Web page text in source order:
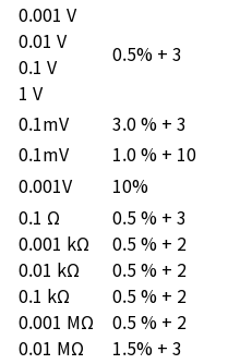
0.001 V
0.01 V
0.1 V
1 V
0.5% + 3
0.1mV
3.0 % + 3
0.1mV
1.0 % + 10
0.001V 10%
0.1 Ω
0.001 kΩ
0.01 kΩ
0.1 kΩ
0.001 MΩ
0.01 MΩ
0.5 % + 3
0.5 % + 2
0.5 % + 2
0.5 % + 2
0.5 % + 2
1.5% + 3